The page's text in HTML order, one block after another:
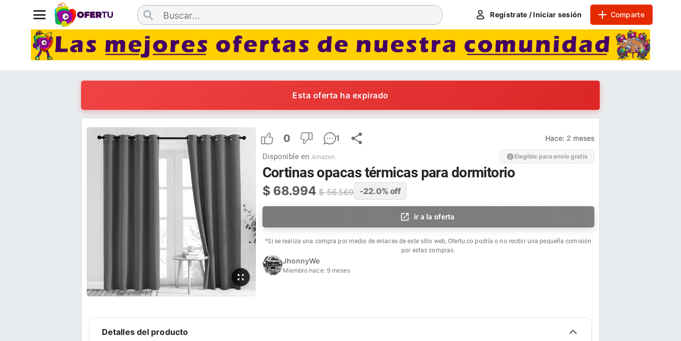
Regístrate / Iniciar sesión Comparte
Esta oferta ha expirado
0 1 Hace: 2 meses
Disponible en Amazon Elegible para envío gratis
Cortinas opacas térmicas para dormitorio
$ 68.994 $56.569 -22.0% off
ir a la oferta
*Si se realiza una compra por medio de enlaces de este sitio web, Ofertu.co podría o no recibir una pequeña comisión
por estas compras.
JhonnyWe
Miembro hace: 9 meses
Detalles del producto